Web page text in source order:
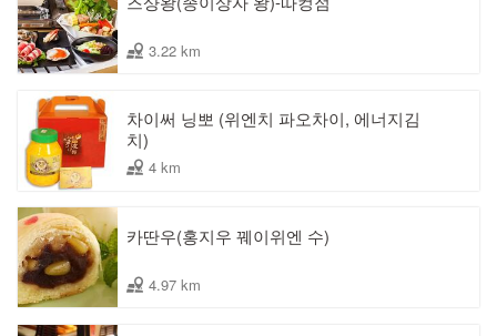
3.22 km
차이써 닝뽀 (위엔치 파오차이, 에너지김
치)
4 km
카딴우(홍지우 꿰이위엔 수)
4.97 km